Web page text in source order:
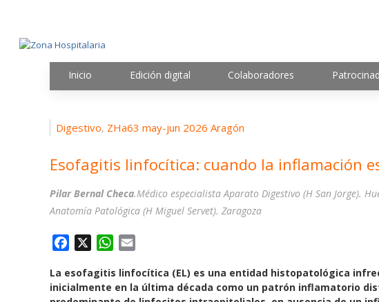
Inicio Edición digital Colaboradores
Digestivo, ZHa63 may-jun 2026 Aragón
Esofagitis linfocítica: cuando la inflamación
Pilar Bernal Checa.Médico especialista Aparato Digestivo (H San Jorge).
Anatomía Patológica (H Miguel Servet). Zaragoza
c
e
W
a
t
a
i
La esofagitis linfocítica (EL) es una entidad histopatológica
inicialmente en la última década como un patrón inflamatorio